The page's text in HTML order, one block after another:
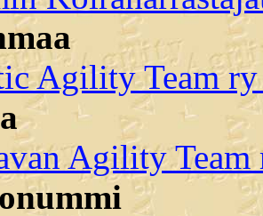
Agility Team
Agility